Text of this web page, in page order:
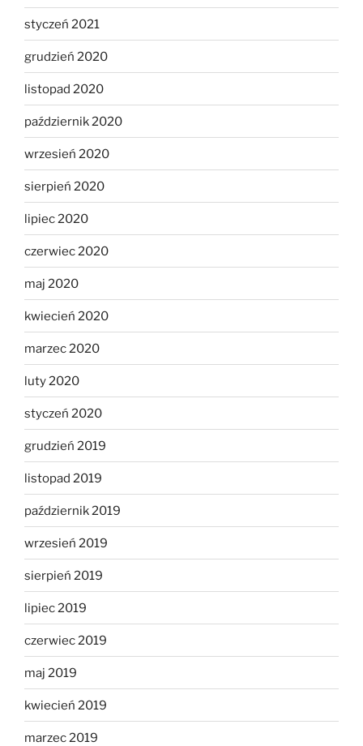
styczeń 2021
grudzień 2020
listopad 2020
październik 2020
wrzesień 2020
sierpień 2020
lipiec 2020
czerwiec 2020
maj 2020
kwiecień 2020
marzec 2020
luty 2020
styczeń 2020
grudzień 2019
listopad 2019
październik 2019
wrzesień 2019
sierpień 2019
lipiec 2019
czerwiec 2019
maj 2019
kwiecień 2019
marzec 2019